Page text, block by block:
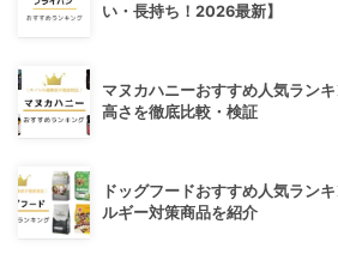
い・長持ち！2026最新】
マヌカハニーおすすめ人気ラン
高さを徹底比較・検証
ドッグフードおすすめ人気ラン
ルギー対策商品を紹介